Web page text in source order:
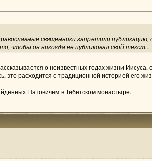
священники запретили
чтобы он никогда не публиковал свой текст...
о неизвестных годах жизни
это расходится с традиционной историей его
Натовичем в Тибетском монастыре.